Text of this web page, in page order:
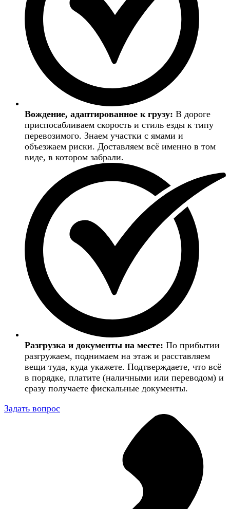
Вождение, адаптированное к грузу: В дороге
приспосабливаем скорость и стиль езды к типу
перевозимого. Знаем участки с ямами и
объезжаем риски. Доставляем всё именно в том
виде, в котором забрали.
Разгрузка и документы на месте: По прибытии
разгружаем, поднимаем на этаж и расставляем
вещи туда, куда укажете. Подтверждаете, что всё
в порядке, платите (наличными или переводом) и
сразу получаете фискальные документы.
Задать вопрос